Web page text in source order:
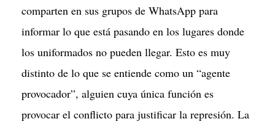
comparten en sus grupos de WhatsApp para
informar lo que está pasando en los lugares donde
los uniformados no pueden llegar. Esto es muy
distinto de lo que se entiende como un “agente
provocador”, alguien cuya única función es
provocar el conflicto para justificar la represión. La